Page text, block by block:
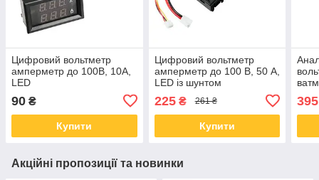
Цифровий вольтметр
амперметр до 100В, 10А,
LED
90 ₴
Купити
Цифровий вольтметр
амперметр до 100 В, 50 А,
LED із шунтом
225₴ 261 ₴
Купити
395
Акційні пропозиції та новинки